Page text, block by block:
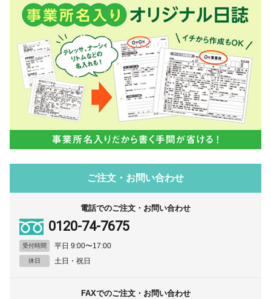
ご注文・お問い合わせ
電話でのご注文・お問い合わせ
0120-74-7675
受付時間 平日 9:00〜17:00
休日 土日・祝日
FAXでのご注文・お問い合わせ